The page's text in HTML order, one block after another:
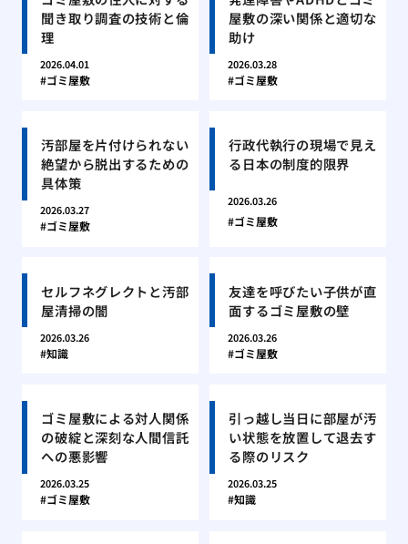
聞き取り調査の技術と倫
理
2026.04.01
ゴミ屋敷
屋敷の深い関係と適切な
助け
2026.03.28
ゴミ屋敷
汚部屋を片付けられない
絶望から脱出するための
具体策
2026.03.27
ゴミ屋敷
行政代執行の現場で見え
る日本の制度的限界
2026.03.26
ゴミ屋敷
セルフネグレクトと汚部
屋清掃の闇
2026.03.26
知識
友達を呼びたい子供が直
面するゴミ屋敷の壁
2026.03.26
ゴミ屋敷
ゴミ屋敷による対人関係
の破綻と深刻な人間信託
への悪影響
2026.03.25
ゴミ屋敷
引っ越し当日に部屋が汚
い状態を放置して退去す
る際のリスク
2026.03.25
知識